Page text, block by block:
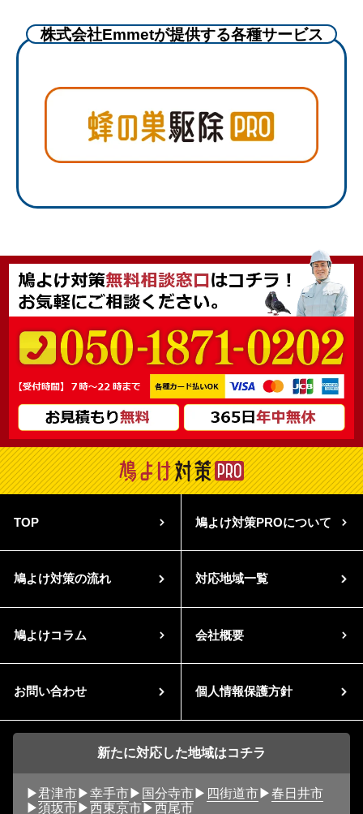
株式会社Emmetが提供する各種サービス
TOP 鳩よけ対策PROについて
鳩よけ対策の流れ 対応地域一覧
鳩よけコラム 会社概要
お問い合わせ 個人情報保護方針
新たに対応した地域はコチラ
君津市 幸手市 国分寺市 四街道市
春日井市
須坂市
西東京市 西尾市